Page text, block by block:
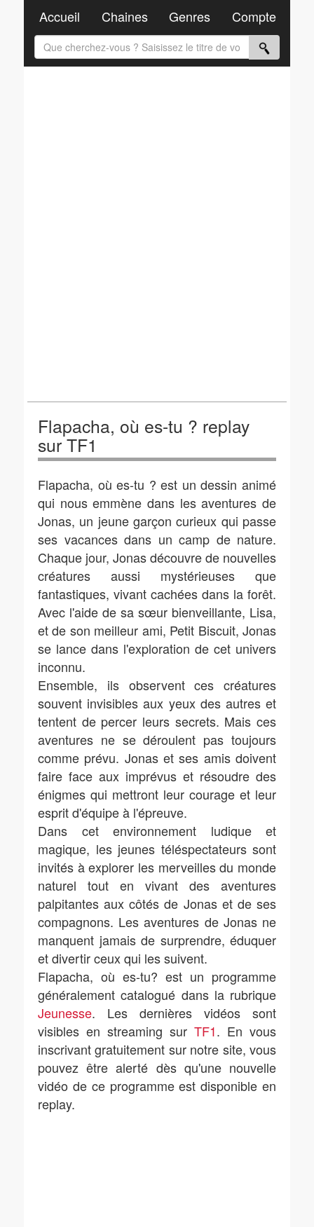
Flapacha, où es-tu ? replay
sur TF1
Flapacha, où es-tu ? est un dessin animé
qui nous emmène dans les aventures de
Jonas, un jeune garçon curieux qui passe
ses vacances dans un camp de nature.
Chaque jour, Jonas découvre de nouvelles
créatures aussi mystérieuses que
fantastiques, vivant cachées dans la forêt.
Avec l'aide de sa sœur bienveillante, Lisa,
et de son meilleur ami, Petit Biscuit, Jonas
se lance dans l'exploration de cet univers
inconnu.
Ensemble, ils observent ces créatures
souvent invisibles aux yeux des autres et
tentent de percer leurs secrets. Mais ces
aventures ne se déroulent pas toujours
comme prévu. Jonas et ses amis doivent
faire face aux imprévus et résoudre des
énigmes qui mettront leur courage et leur
esprit d'équipe à l'épreuve.
Dans cet environnement ludique et
magique, les jeunes téléspectateurs sont
invités à explorer les merveilles du monde
naturel tout en vivant des aventures
palpitantes aux côtés de Jonas et de ses
compagnons. Les aventures de Jonas ne
manquent jamais de surprendre, éduquer
et divertir ceux qui les suivent.
Flapacha, où es-tu? est un programme
généralement catalogué dans la rubrique
Jeunesse. Les dernières vidéos sont
visibles en streaming sur TF1. En vous
inscrivant gratuitement sur notre site, vous
pouvez être alerté dès qu'une nouvelle
vidéo de ce programme est disponible en
replay.
Accueil Chaines Genres Compte